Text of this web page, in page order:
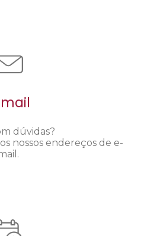
dúvidas?
nossos endereços de e-